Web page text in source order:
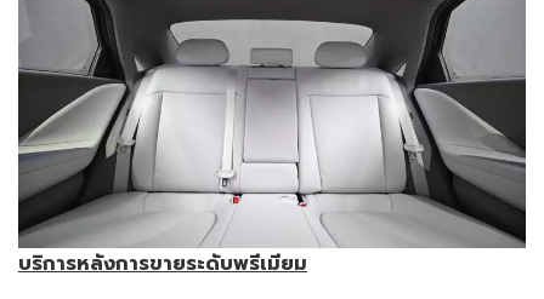
บริการหลังการขายระดับพรีเมียม